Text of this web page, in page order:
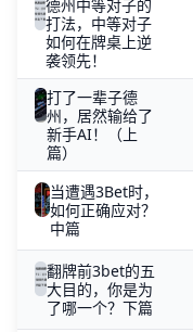
德州中等对子的
打法，中等对子
如何在牌桌上逆
袭领先！
打了一辈子德
州，居然输给了
新手AI！（上
篇）
当遭遇3Bet时，
如何正确应对？
中篇
翻牌前3bet的五
大目的，你是为
了哪一个？下篇